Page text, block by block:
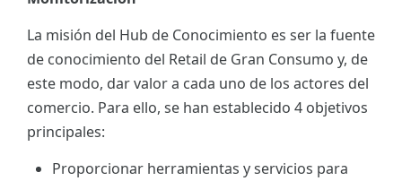
La misión del Hub de Conocimiento es ser la fuente
de conocimiento del Retail de Gran Consumo y, de
este modo, dar valor a cada uno de los actores del
comercio. Para ello, se han establecido 4 objetivos
principales:
Proporcionar herramientas y servicios para